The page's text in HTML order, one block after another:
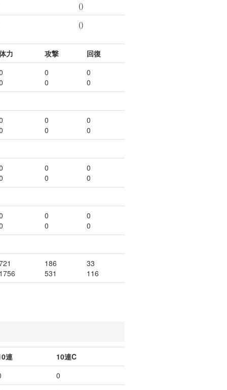
()
()
力 攻撃
回復
0
0
0
0
0
0
0
0
0
0
0
0
0
0
0
0
1756
186
531
33
116
連
10連C
0